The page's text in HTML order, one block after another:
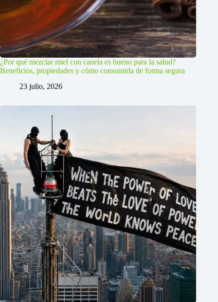
¿Por qué mezclar miel con canela es bueno para la salud?
Beneficios, propiedades y cómo consumirla de forma segura
23 julio, 2026